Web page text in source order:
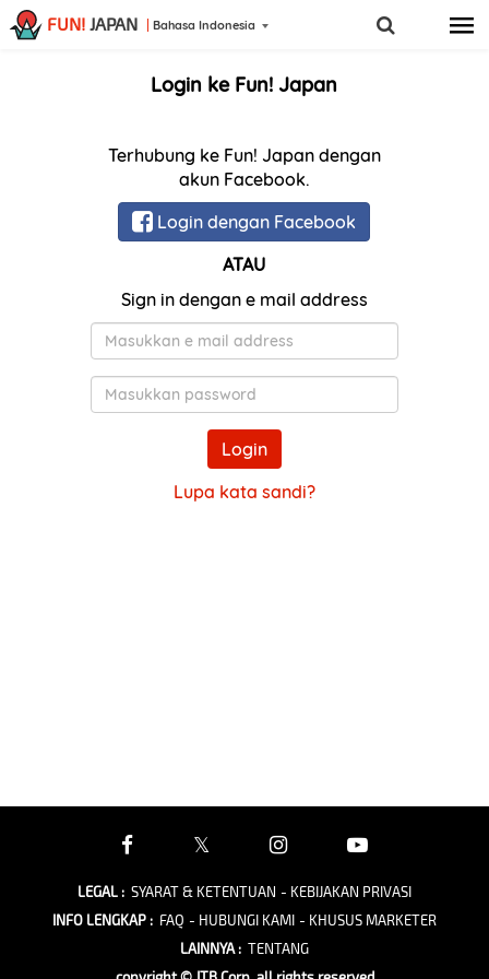
FUN! JAPAN Bahasa Indonesia
Login ke Fun! Japan
Terhubung ke Fun! Japan dengan
akun Facebook.
Login dengan Facebook
ATAU
Sign in dengan e mail address
E-
Mail
Kata
Sandi
Login
Lupa kata sandi?
LEGAL: SYARAT & KETENTUAN - KEBIJAKAN PRIVASI
INFO LENGKAP: FAQ - HUBUNGI KAMI - KHUSUS MARKETER
LAINNYA: TENTANG